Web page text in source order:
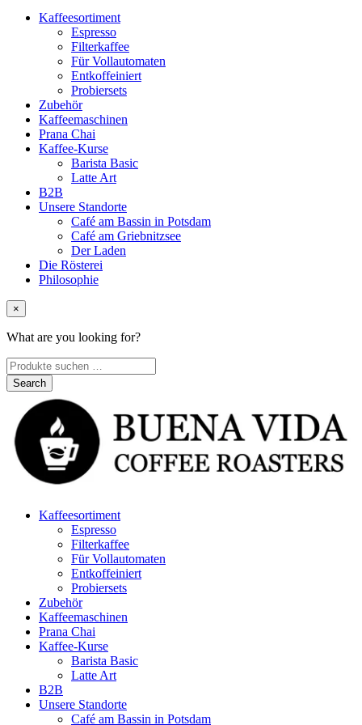
Kaffeesortiment
Espresso
Filterkaffee
Für Vollautomaten
Entkoffeiniert
Probiersets
Zubehör
Kaffeemaschinen
Prana Chai
Kaffee-Kurse
Barista Basic
Latte Art
B2B
Unsere Standorte
Café am Bassin in Potsdam
Café am Griebnitzsee
Der Laden
Die Rösterei
Philosophie
×
What are you looking for?
Kaffeesortiment
Espresso
Filterkaffee
Für Vollautomaten
Entkoffeiniert
Probiersets
Zubehör
Kaffeemaschinen
Prana Chai
Kaffee-Kurse
Barista Basic
Latte Art
B2B
Unsere Standorte
Café am Bassin in Potsdam